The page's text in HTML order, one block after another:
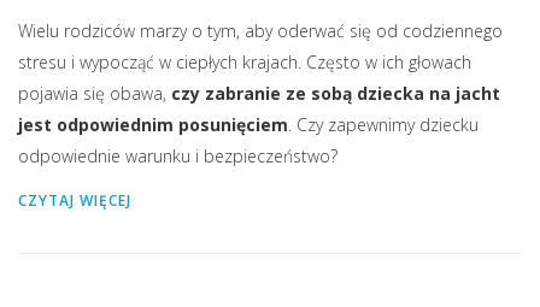
Wielu rodziców marzy o tym, aby oderwać się od codziennego
stresu i wypocząć w ciepłych krajach. Często w ich głowach
pojawia się obawa, czy zabranie ze sobą dziecka na jacht
jest odpowiednim posunięciem. Czy zapewnimy dziecku
odpowiednie warunku i bezpieczeństwo?
CZYTAJ WIĘCEJ